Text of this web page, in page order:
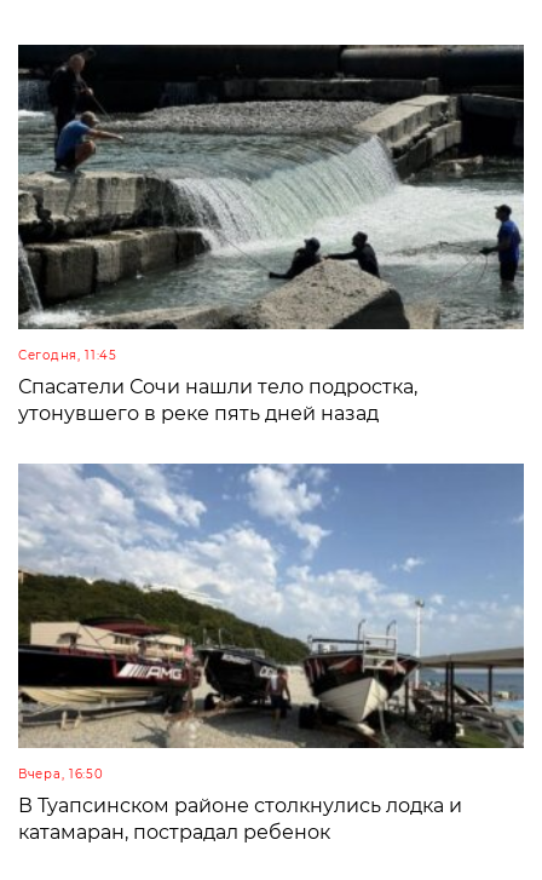
Сегодня, 11:45
Спасатели Сочи нашли тело подростка,
утонувшего в реке пять дней назад
Вчера, 16:50
В Туапсинском районе столкнулись лодка и
катамаран, пострадал ребенок